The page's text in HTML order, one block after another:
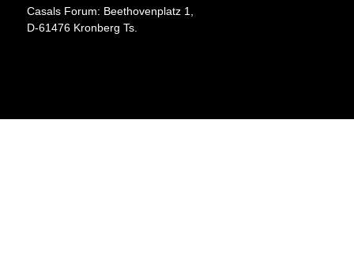
Casals Forum: Beethovenplatz 1,
D-61476 Kronberg Ts.